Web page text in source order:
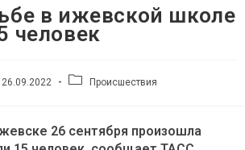
в ижевской школе
человек
26.09.2022
РубрикаПроисшествия
26 сентября произошла